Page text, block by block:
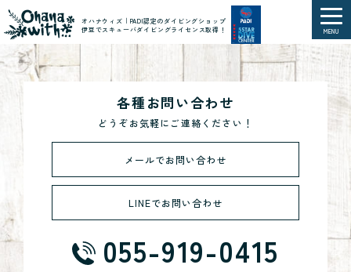
オハナウィズ｜PADI認定のダイビングショップ
伊豆でスキューバダイビングライセンス取得！
MENU
各種お問い合わせ
どうぞお気軽にご連絡ください！
メールでお問い合わせ
LINEでお問い合わせ
055-919-0415